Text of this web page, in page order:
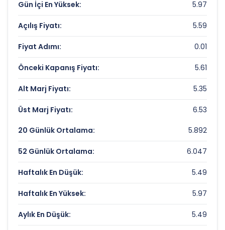
BOR SEKER Rekorlar ve Önemli Seviyeler
Bugün Gördüğü En Yüksek Fiyat:
Son 1 Yılın Zirvesi:
8.06 TL
Son 1 Yılın Dibi:
5.16267492 TL
Gün İçi En Yüksek: 5.97
Açılış Fiyatı: 5.59
Fiyat Adımı: 0.01
Önceki Kapanış Fiyatı: 5.61
Alt Marj Fiyatı: 5.35
Üst Marj Fiyatı: 6.53
20 Günlük Ortalama: 5.892
52 Günlük Ortalama: 6.047
Haftalık En Düşük: 5.49
Haftalık En Yüksek: 5.97
Aylık En Düşük: 5.49